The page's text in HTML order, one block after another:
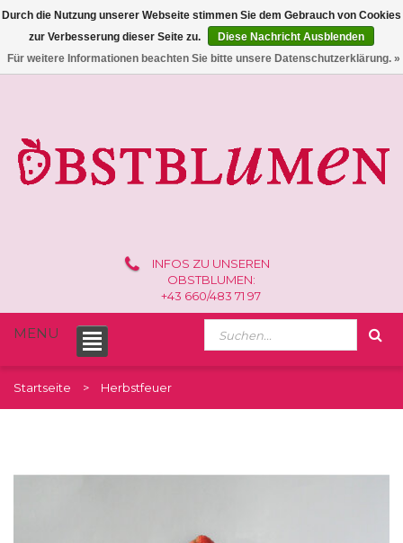
0 / €0,00
INFOS ZU UNSEREN
OBSTBLUMEN:
+43 660/483 71 97
MENU
Startseite Herbstfeuer
Durch die Nutzung unserer Webseite stimmen Sie dem Gebrauch von Cookies
zur Verbesserung dieser Seite zu.
Diese Nachricht Ausblenden
Für weitere Informationen beachten Sie bitte unsere Datenschutzerklärung. »